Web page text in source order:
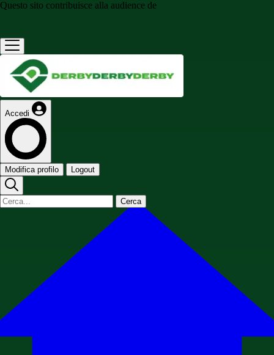
Questo sito contribuisce alla audience de
Accedi
Modifica profilo Logout
Cerca